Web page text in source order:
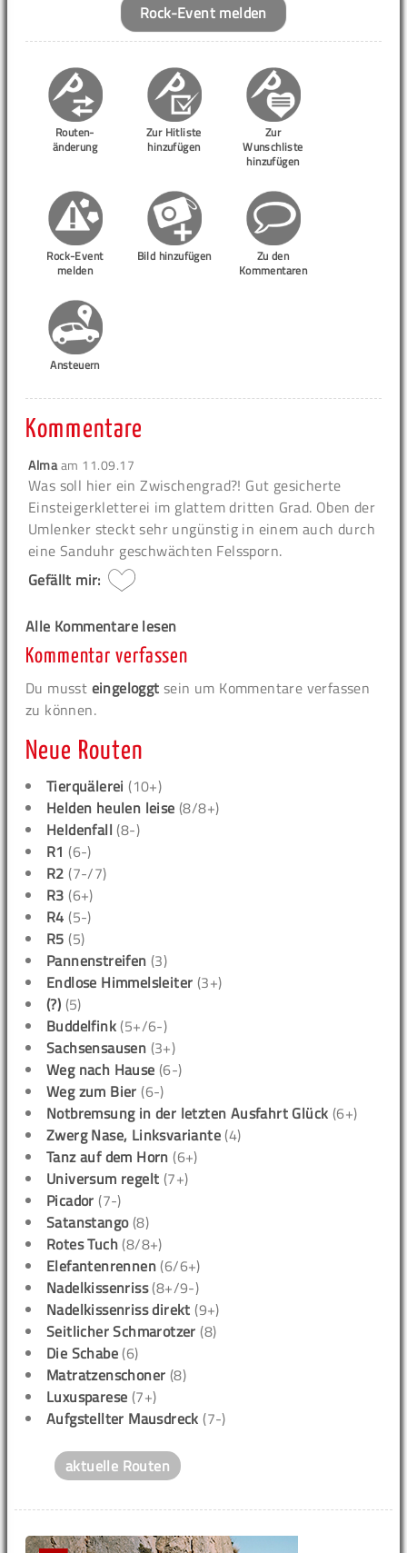
Rock-Event melden
Routen-
änderung
Zur Hitliste
hinzufügen
Zur
Wunschliste
hinzufügen
Rock-Event
melden
Bild hinzufügen
Zu den
Kommentaren
Ansteuern
Kommentare
Almaam 11.09.17
Was soll hier ein Zwischengrad?! Gut gesicherte
Einsteigerkletterei im glattem dritten Grad. Oben der
Umlenker steckt sehr ungünstig in einem auch durch
eine Sanduhr geschwächten Felssporn.
Gefällt mir:
Alle Kommentare lesen
Kommentar verfassen
Du musst eingeloggt sein um Kommentare verfassen
zu können.
Neue Routen
Tierquälerei (10+)
Helden heulen leise (8/8+)
Heldenfall (8-)
R1 (6-)
R2 (7-/7)
R3 (6+)
R4 (5-)
R5 (5)
Pannenstreifen (3)
Endlose Himmelsleiter (3+)
(?) (5)
Buddelfink (5+/6-)
Sachsensausen (3+)
Weg nach Hause (6-)
Weg zum Bier (6-)
Notbremsung in der letzten Ausfahrt Glück (6+)
Zwerg Nase, Linksvariante (4)
Tanz auf dem Horn (6+)
Universum regelt (7+)
Picador (7-)
Satanstango(8)
Rotes Tuch (8/8+)
Elefantenrennen (6/6+)
Nadelkissenriss(8+/9-)
Nadelkissenriss direkt (9+)
Seitlicher Schmarotzer (8)
Die Schabe (6)
Matratzenschoner (8)
Luxusparese (7+)
Aufgstellter Mausdreck (7-)
aktuelle Routen